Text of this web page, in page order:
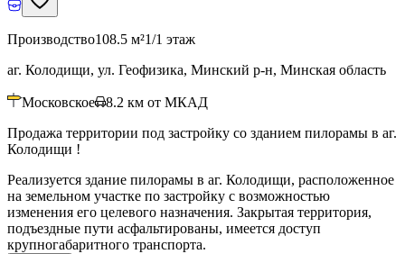
Производство108.5 м²1/1 этаж
аг. Колодищи, ул. Геофизика, Минский р-н, Минская область
Московское 8.2 км от МКАД
Продажа территории под застройку со зданием пилорамы в аг.
Колодищи !
Реализуется здание пилорамы в аг. Колодищи, расположенное
на земельном участке по застройку с возможностью
изменения его целевого назначения. Закрытая территория,
подъездные пути асфальтированы, имеется доступ
крупногабаритного транспорта.